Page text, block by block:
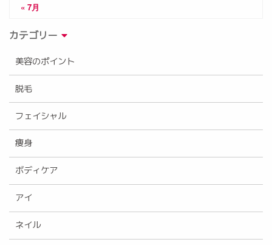
« 7月
カテゴリー
美容のポイント
脱毛
フェイシャル
痩身
ボディケア
アイ
ネイル